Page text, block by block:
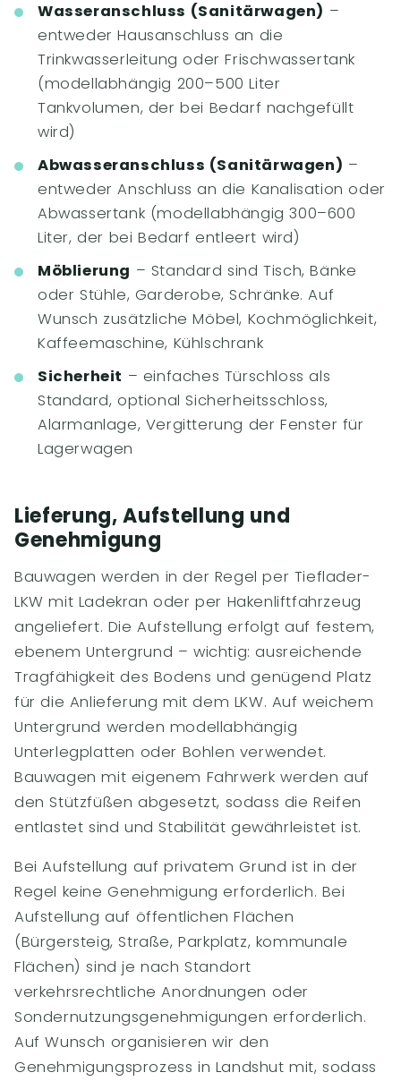
Wasseranschluss (Sanitärwagen) –
entweder Hausanschluss an die
Trinkwasserleitung oder Frischwassertank
(modellabhängig 200–500 Liter
Tankvolumen, der bei Bedarf nachgefüllt
wird)
Abwasseranschluss (Sanitärwagen) –
entweder Anschluss an die Kanalisation oder
Abwassertank (modellabhängig 300–600
Liter, der bei Bedarf entleert wird)
Möblierung – Standard sind Tisch, Bänke
oder Stühle, Garderobe, Schränke. Auf
Wunsch zusätzliche Möbel, Kochmöglichkeit,
Kaffeemaschine, Kühlschrank
Sicherheit – einfaches Türschloss als
Standard, optional Sicherheitsschloss,
Alarmanlage, Vergitterung der Fenster für
Lagerwagen
Lieferung, Aufstellung und
Genehmigung
Bauwagen werden in der Regel per Tieflader-
LKW mit Ladekran oder per Hakenliftfahrzeug
angeliefert. Die Aufstellung erfolgt auf festem,
ebenem Untergrund – wichtig: ausreichende
Tragfähigkeit des Bodens und genügend Platz
für die Anlieferung mit dem LKW. Auf weichem
Untergrund werden modellabhängig
Unterlegplatten oder Bohlen verwendet.
Bauwagen mit eigenem Fahrwerk werden auf
den Stützfüßen abgesetzt, sodass die Reifen
entlastet sind und Stabilität gewährleistet ist.
Bei Aufstellung auf privatem Grund ist in der
Regel keine Genehmigung erforderlich. Bei
Aufstellung auf öffentlichen Flächen
(Bürgersteig, Straße, Parkplatz, kommunale
Flächen) sind je nach Standort
verkehrsrechtliche Anordnungen oder
Sondernutzungsgenehmigungen erforderlich.
Auf Wunsch organisieren wir den
Genehmigungsprozess in Landshut mit, sodass